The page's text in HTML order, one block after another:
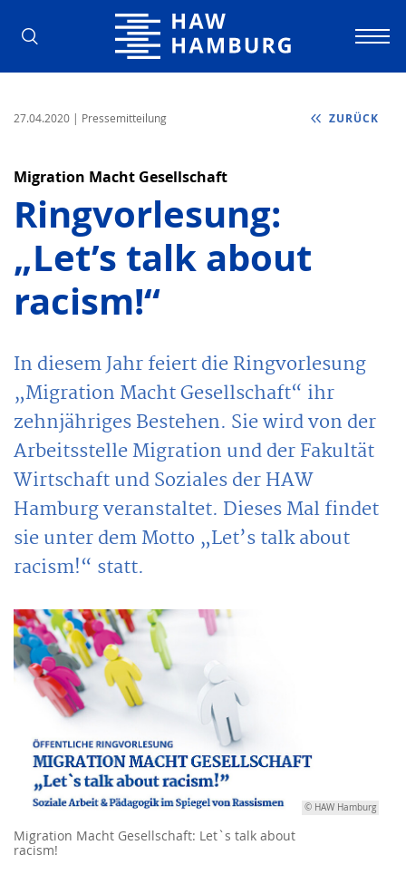
Hochschule für Angewandte
27.04.2020 | Pressemitteilung ZURÜCK
Migration Macht Gesellschaft
Ringvorlesung:
„Let’s talk about
racism!“
In diesem Jahr feiert die Ringvorlesung
„Migration Macht Gesellschaft“ ihr
zehnjähriges Bestehen. Sie wird von der
Arbeitsstelle Migration und der Fakultät
Wirtschaft und Soziales der HAW
Hamburg veranstaltet. Dieses Mal findet
sie unter dem Motto „Let’s talk about
racism!“ statt.
© HAW Hamburg
Migration Macht Gesellschaft: Let`s talk about
racism!